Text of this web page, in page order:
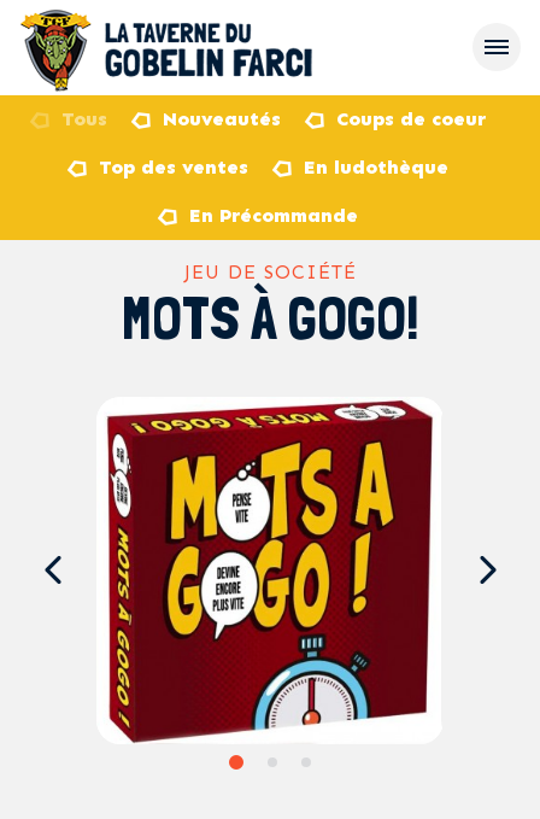
Tous Nouveautés Coups de coeur
Top des ventes En ludothèque
En Précommande
JEU DE SOCIÉTÉ
MOTS À GOGO!